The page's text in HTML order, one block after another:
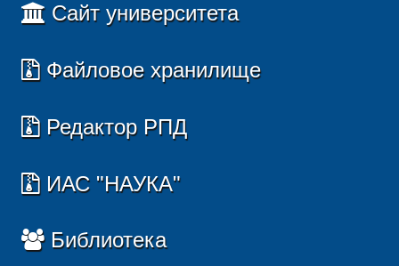
Сайт университета
Файловое хранилище
Редактор РПД
ИАС "НАУКА"
Библиотека